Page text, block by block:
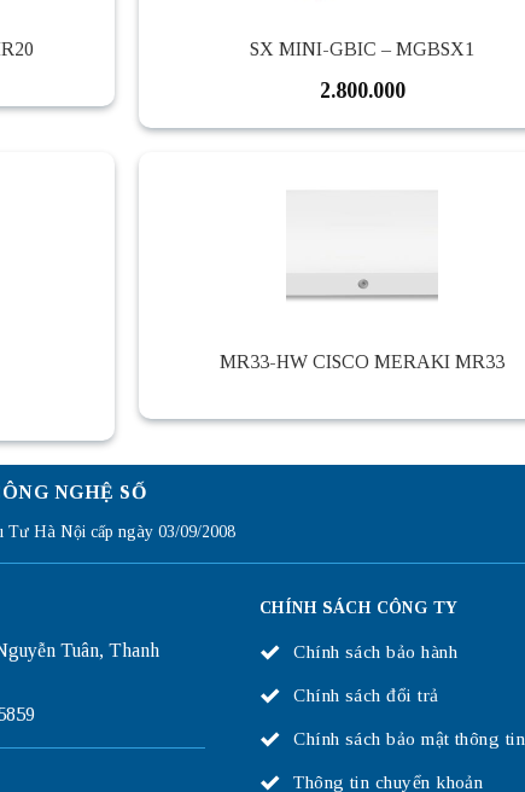
SX MINI-GBIC – MGBSX1
2.800.000
MR33-HW CISCO MERAKI MR33
NGHỆ SỐ
Hà Nội cấp ngày 03/09/2008
Tuân, Thanh
CHÍNH SÁCH CÔNG TY
Chính sách bảo hành
Chính sách đổi trả
Chính sách bảo mật thông tin
Thông tin chuyển khoản